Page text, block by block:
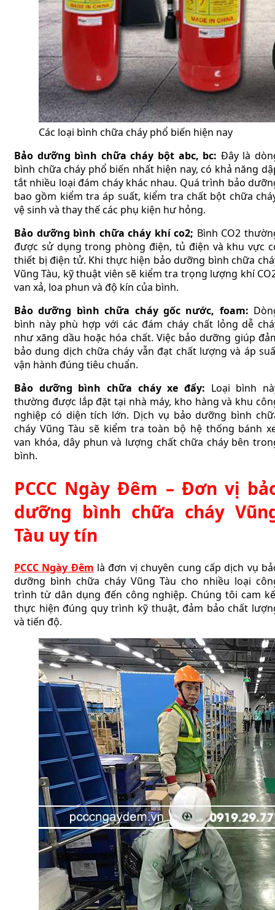
Các loại bình chữa cháy phổ biến hiện nay
Bảo dưỡng bình chữa cháy bột abc, bc: Đây là
bình chữa cháy phổ biến nhất hiện nay, có khả năng
tắt nhiều loại đám cháy khác nhau. Quá trình bảo
bao gồm kiểm tra áp suất, kiểm tra chất bột chữa
vệ sinh và thay thế các phụ kiện hư hỏng.
Bảo dưỡng bình chữa cháy khí co2; Bình CO2
được sử dụng trong phòng điện, tủ điện và khu vực
thiết bị điện tử. Khi thực hiện bảo dưỡng bình chữa
Vũng Tàu, kỹ thuật viên sẽ kiểm tra trọng lượng khí
van xả, loa phun và độ kín của bình.
Bảo dưỡng bình chữa cháy gốc nước, foam:
bình này phù hợp với các đám cháy chất lỏng dễ
như xăng dầu hoặc hóa chất. Việc bảo dưỡng giúp
bảo dung dịch chữa cháy vẫn đạt chất lượng và áp
vận hành đúng tiêu chuẩn.
Bảo dưỡng bình chữa cháy xe đẩy: Loại bình
thường được lắp đặt tại nhà máy, kho hàng và khu
nghiệp có diện tích lớn. Dịch vụ bảo dưỡng bình
cháy Vũng Tàu sẽ kiểm tra toàn bộ hệ thống bánh
van khóa, dây phun và lượng chất chữa cháy bên
bình.
PCCC Ngày Đêm – Đơn vị
dưỡng bình chữa cháy
Tàu uy tín
PCCC Ngày Đêm là đơn vị chuyên cung cấp dịch vụ
dưỡng bình chữa cháy Vũng Tàu cho nhiều loại
trình từ dân dụng đến công nghiệp. Chúng tôi cam
thực hiện đúng quy trình kỹ thuật, đảm bảo chất
và tiến độ.